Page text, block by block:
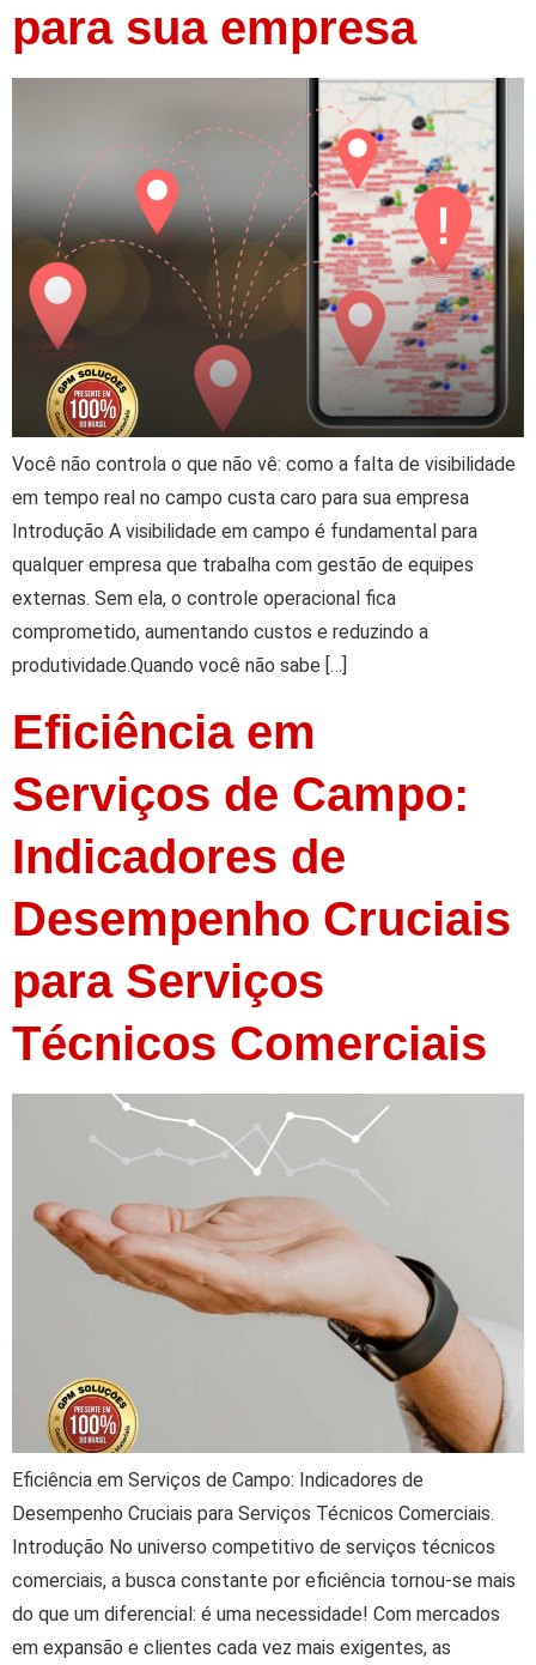
para sua empresa
Você não controla o que não vê: como a falta de visibilidade
em tempo real no campo custa caro para sua empresa
Introdução A visibilidade em campo é fundamental para
qualquer empresa que trabalha com gestão de equipes
externas. Sem ela, o controle operacional fica
comprometido, aumentando custos e reduzindo a
produtividade.Quando você não sabe […]
Eficiência em
Serviços de Campo:
Indicadores de
Desempenho Cruciais
para Serviços
Técnicos Comerciais
Eficiência em Serviços de Campo: Indicadores de
Desempenho Cruciais para Serviços Técnicos Comerciais.
Introdução No universo competitivo de serviços técnicos
comerciais, a busca constante por eficiência tornou-se mais
do que um diferencial: é uma necessidade! Com mercados
em expansão e clientes cada vez mais exigentes, as